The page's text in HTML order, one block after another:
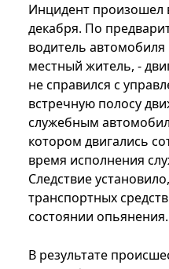
Инцидент произошел
декабря. По
водитель автомобиля
местный житель, -
не справился с
встречную полосу
служебным
котором двигались
время исполнения
Следствие
транспортных
состоянии опьянения.
В результате